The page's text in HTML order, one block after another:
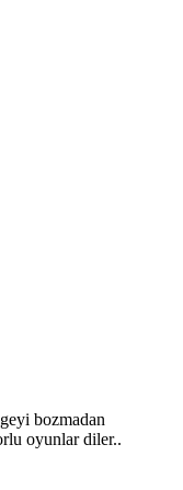
bozmadan
oyunlar diler..